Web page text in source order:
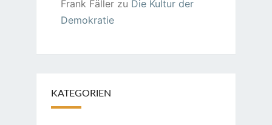
Frank Fällerzu Die Kultur der
Demokratie
KATEGORIEN